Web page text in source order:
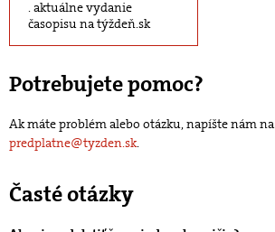
aktuálne vydanie
časopisu na týždeň.sk
Potrebujete pomoc?
Ak máte problém alebo otázku, napíšte nám na
predplatne@tyzden.sk.
Časté otázky